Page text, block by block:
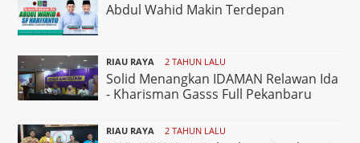
Abdul Wahid Makin Terdepan
RIAU RAYA 2 TAHUN LALU
Solid Menangkan IDAMAN Relawan Ida
- Kharisman Gasss Full Pekanbaru
RIAU RAYA 2 TAHUN LALU